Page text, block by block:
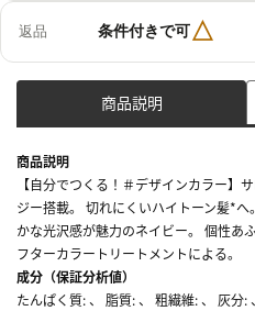
返品 条件付きで可△
商品説明
商品説明
【自分でつくる！＃デザインカラー】
ジー搭載。 切れにくいハイトーン髪*
かな光沢感が魅力のネイビー。 個性あ
フターカラートリートメントによる。
成分（保証分析値）
たんぱく質: 、 脂質: 、 粗繊維: 、 灰分: